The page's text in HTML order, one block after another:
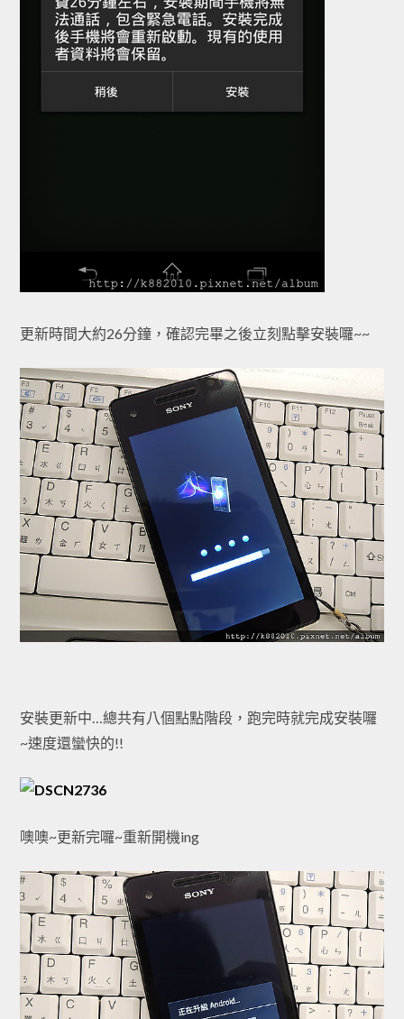
更新時間大約26分鐘，確認完畢之後立刻點擊安裝囉~~
安裝更新中…總共有八個點點階段，跑完時就完成安裝囉
~速度還蠻快的!!
噢噢~更新完囉~重新開機ing